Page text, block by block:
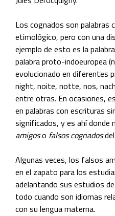
Los cognados son palabras
etimológico, pero con una
ejemplo de esto es la
palabra proto-indoeuropea
evolucionado en diferentes
night, noite, notte, nos,
entre otras. En ocasiones,
en palabras con escrituras
significados, y es ahí donde
amigoso falsos cognados
Algunas veces, los falsos
en el zapato para los
adelantando sus estudios
todo cuando son idiomas
con su lengua materna.